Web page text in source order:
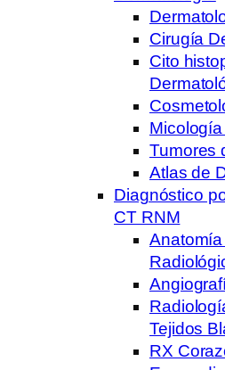
Cirugía
Cito
Tumores
Atlas de
Diagnóstico
CT RNM
Tejidos
RX